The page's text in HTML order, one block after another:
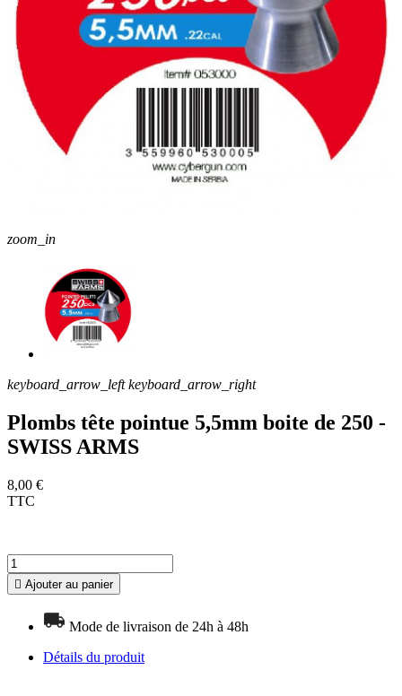
zoom_in
keyboard_arrow_left keyboard_arrow_right
Plombs tête pointue 5,5mm boite de 250 -
SWISS ARMS
8,00 €
TTC
 Ajouter au panier
Mode de livraison de 24h à 48h
Détails du produit